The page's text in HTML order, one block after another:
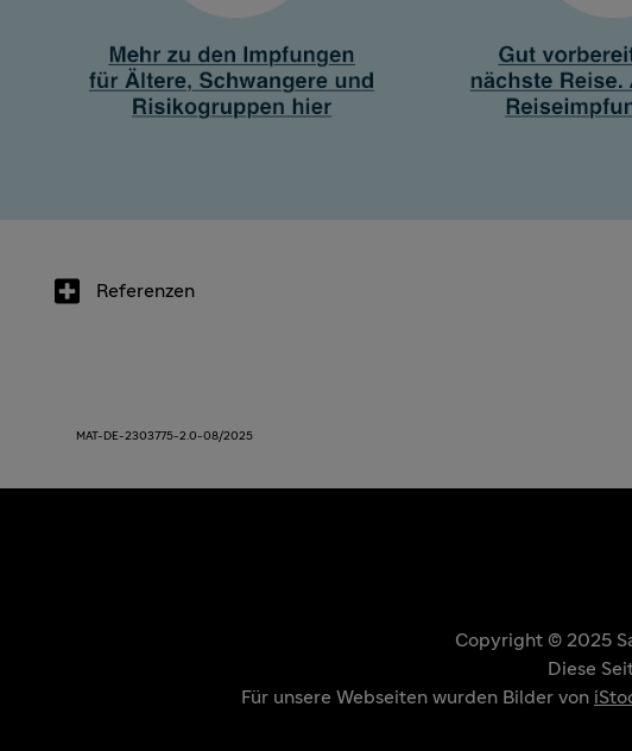
Referenzen
MAT-DE-2303775-2.0-08/2025
Copyright © 2025
Diese
Für unsere Webseiten wurden Bilder von